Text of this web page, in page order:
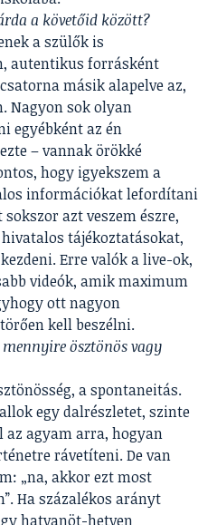
a követőid között?
a szülők is
autentikus forrásként
másik alapelve az,
Nagyon sok olyan
egyébként az én
– vannak örökké
hogy igyekszem a
információkat lefordítani
azt veszem észre,
tájékoztatásokat,
Erre valók a live-ok,
videók, amik maximum
ott nagyon
kell beszélni.
ösztönös vagy
a spontaneitás.
egy dalrészletet, szinte
agyam arra, hogyan
rávetíteni. De van
„na, akkor ezt most
Ha százalékos arányt
hatvanöt-hetven